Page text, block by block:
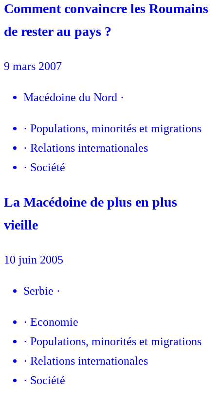
Comment convaincre les Roumains
de rester au pays ?
9 mars 2007
Macédoine du Nord ·
· Populations, minorités et migrations
· Relations internationales
· Société
La Macédoine de plus en plus
vieille
10 juin 2005
Serbie ·
· Economie
· Populations, minorités et migrations
· Relations internationales
· Société